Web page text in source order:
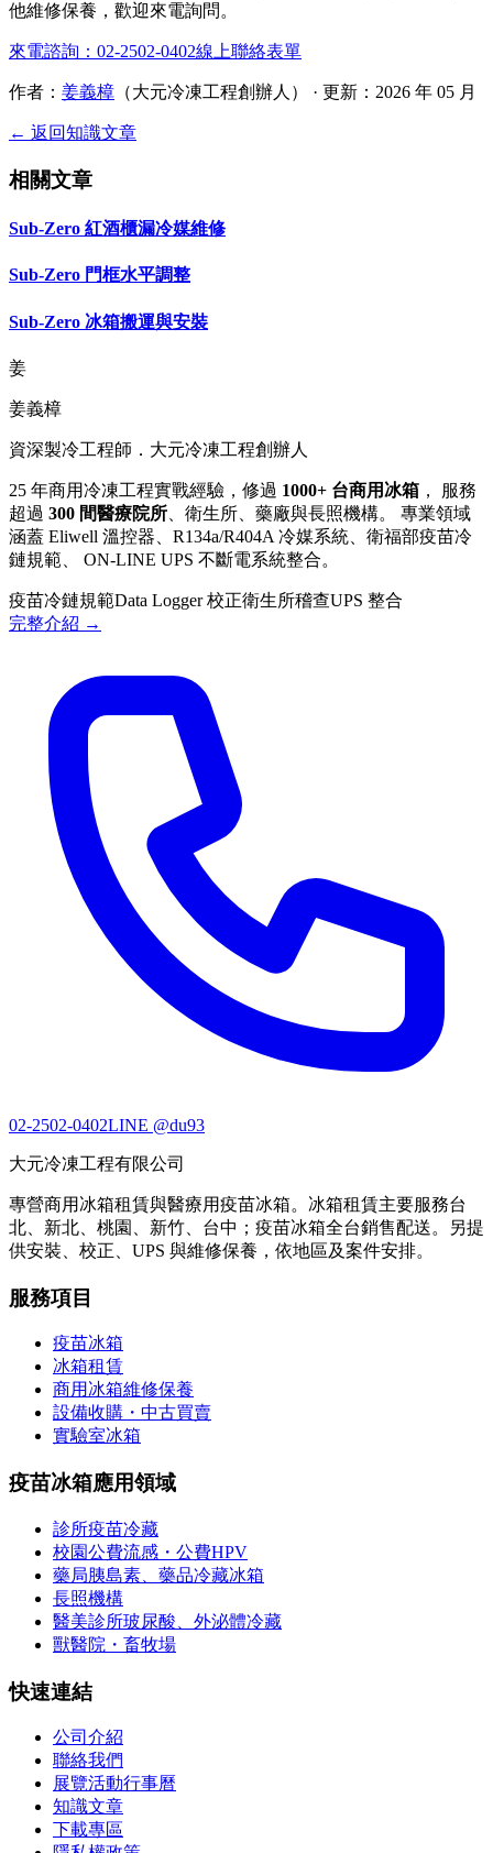
他維修保養，歡迎來電詢問。
來電諮詢：02-2502-0402線上聯絡表單
作者： 姜義樟 （大元冷凍工程創辦人） · 更新：2026 年 05 月
← 返回知識文章
相關文章
Sub-Zero 紅酒櫃漏冷媒維修
Sub-Zero 門框水平調整
Sub-Zero 冰箱搬運與安裝
姜
姜義樟
資深製冷工程師．大元冷凍工程創辦人
25 年商用冷凍工程實戰經驗，修過 1000+ 台商用冰箱 ， 服務
超過 300 間醫療院所 、衛生所、藥廠與長照機構。 專業領域
涵蓋 Eliwell 溫控器、R134a/R404A 冷媒系統、衛福部疫苗冷
鏈規範、 ON-LINE UPS 不斷電系統整合。
疫苗冷鏈規範Data Logger 校正衛生所稽查UPS 整合
完整介紹 →
02-2502-0402LINE @du93
大元冷凍工程有限公司
專營商用冰箱租賃與醫療用疫苗冰箱。冰箱租賃主要服務台
北、新北、桃園、新竹、台中；疫苗冰箱全台銷售配送。另提
供安裝、校正、UPS 與維修保養，依地區及案件安排。
服務項目
疫苗冰箱
冰箱租賃
商用冰箱維修保養
設備收購・中古買賣
實驗室冰箱
疫苗冰箱應用領域
診所疫苗冷藏
校園公費流感・公費HPV
藥局胰島素、藥品冷藏冰箱
長照機構
醫美診所玻尿酸、外泌體冷藏
獸醫院・畜牧場
快速連結
公司介紹
聯絡我們
展覽活動行事曆
知識文章
下載專區